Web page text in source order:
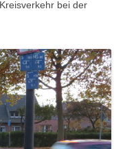
bei der